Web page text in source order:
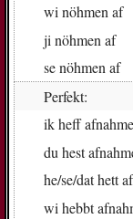
wi nöh­men af
ji nöh­men af
senöh­men af
Perfekt:
ikheff
du hest
he/se/dathett
wi hebbt